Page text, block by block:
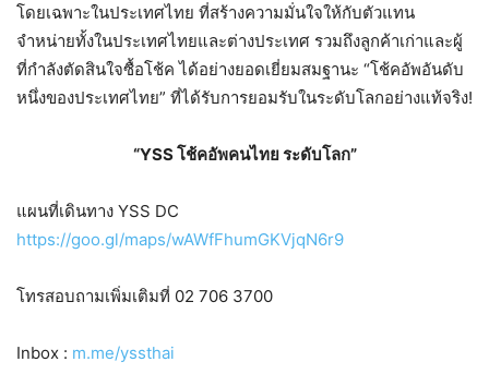
โดยเฉพาะในประเทศไทย ที่สร้างความมั่นใจให้กับตัวแทน
จำหน่ายทั้งในประเทศไทยและต่างประเทศ รวมถึงลูกค้าเก่าและผู้
ที่กำลังตัดสินใจซื้อโช้ค ได้อย่างยอดเยี่ยมสมฐานะ “โช้คอัพอันดับ
หนึ่งของประเทศไทย” ที่ได้รับการยอมรับในระดับโลกอย่างแท้จริง!
“YSS โช้คอัพคนไทย ระดับโลก”
แผนที่เดินทาง YSS DC
https://goo.gl/maps/wAWfFhumGKVjqN6r9
โทรสอบถามเพิ่มเติมที่ 02 706 3700
Inbox : m.me/yssthai